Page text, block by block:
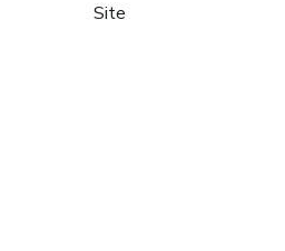
Site